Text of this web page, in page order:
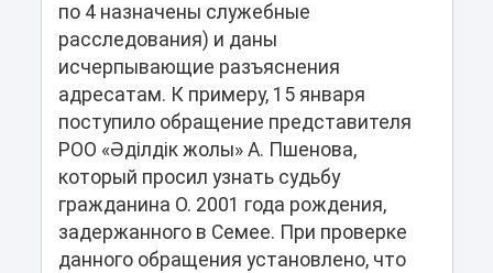
по 4 назначены служебные
расследования) и даны
исчерпывающие разъяснения
адресатам. К примеру, 15 января
поступило обращение представителя
РОО «Әділдік жолы» А. Пшенова,
который просил узнать судьбу
гражданина О. 2001 года рождения,
задержанного в Семее. При проверке
данного обращения установлено, что